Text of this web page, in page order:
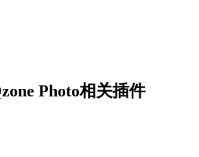
Photo相关插件